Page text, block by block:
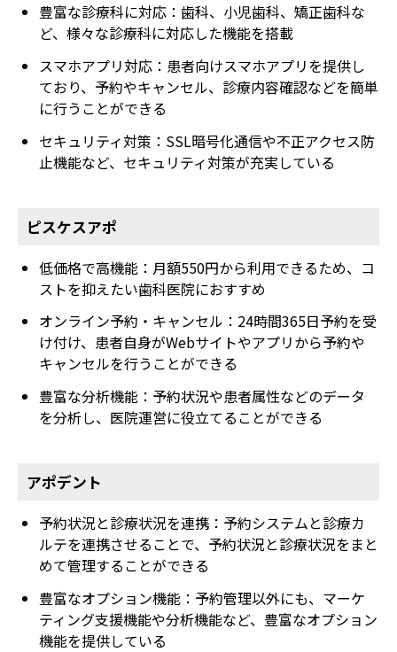
豊富な診療科に対応：歯科、小児歯科、矯正歯科な
ど、様々な診療科に対応した機能を搭載
スマホアプリ対応：患者向けスマホアプリを提供し
ており、予約やキャンセル、診療内容確認などを簡単
に行うことができる
セキュリティ対策：SSL暗号化通信や不正アクセス防
止機能など、セキュリティ対策が充実している
ピスケスアポ
低価格で高機能：月額550円から利用できるため、コ
ストを抑えたい歯科医院におすすめ
オンライン予約・キャンセル：24時間365日予約を受
け付け、患者自身がWebサイトやアプリから予約や
キャンセルを行うことができる
豊富な分析機能：予約状況や患者属性などのデータ
を分析し、医院運営に役立てることができる
アポデント
予約状況と診療状況を連携：予約システムと診療カ
ルテを連携させることで、予約状況と診療状況をまと
めて管理することができる
豊富なオプション機能：予約管理以外にも、マーケ
ティング支援機能や分析機能など、豊富なオプション
機能を提供している